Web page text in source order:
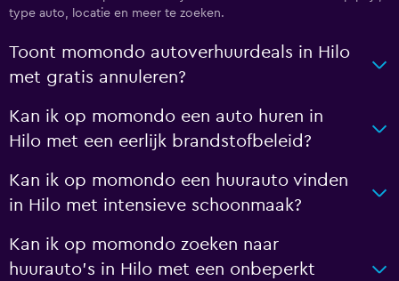
type auto, locatie en meer te zoeken.
Toont momondo autoverhuurdeals in Hilo
met gratis annuleren?
Kan ik op momondo een auto huren in
Hilo met een eerlijk brandstofbeleid?
Kan ik op momondo een huurauto vinden
in Hilo met intensieve schoonmaak?
Kan ik op momondo zoeken naar
huurauto's in Hilo met een onbeperkt